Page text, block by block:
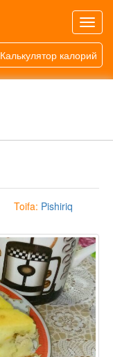
Калькулятор калорий
Toifa: Pishiriq